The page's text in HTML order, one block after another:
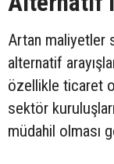
Artan maliyetler
alternatif
özellikle ticaret
sektör
müdahil olması